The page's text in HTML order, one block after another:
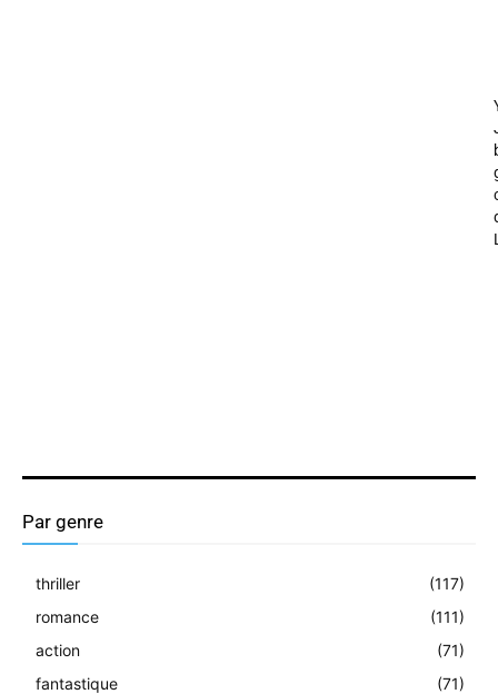
Par genre
thriller
(117)
romance
(111)
action
(71)
fantastique
(71)